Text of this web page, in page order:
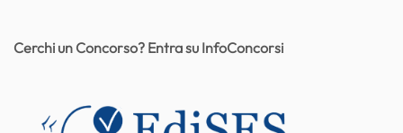
Cerchi un Concorso? Entra su InfoConcorsi